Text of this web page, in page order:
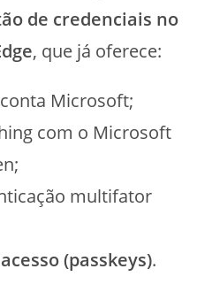
de credenciais no
, que já oferece:
Microsoft;
com o Microsoft
multifator
(passkeys).